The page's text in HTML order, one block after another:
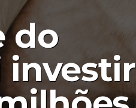
do
investir